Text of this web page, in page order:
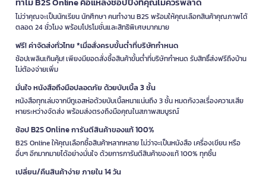
ไม่ว่าคุณจะเป็นนักเรียน นักศึกษา คนทำงาน B2S พร้อมให้คุณเลือกสินค้าคุณภาพได้
ตลอด 24 ชั่วโมง พร้อมโปรโมชั่นและสิทธิพิเศษมากมาย
ฟรี! ค่าจัดส่งทั่วไทย *เมื่อสั่งครบขั้นต่ำที่บริษัทกำหนด
ช้อปเพลินเกินคุ้ม! เพียงมียอดสั่งซื้อสินค้าขั้นต่ำที่บริษัทกำหนด รับสิทธิ์ส่งฟรีถึงบ้าน
ไม่ต้องจ่ายเพิ่ม
มั่นใจ หนังสือถึงมือปลอดภัย ด้วยบับเบิ้ล 3 ชั้น
หนังสือทุกเล่มจากบีทูเอสห่อด้วยบับเบิ้ลหนาแน่นถึง 3 ชั้น หมดกังวลเรื่องความเสีย
หายระหว่างจัดส่ง พร้อมส่งตรงถึงมือคุณในสภาพสมบูรณ์
ช้อป B2S Online การันตีสินค้าของแท้ 100%
B2S Online ให้คุณเลือกซื้อสินค้าหลากหลาย ไม่ว่าจะเป็นหนังสือ เครื่องเขียน หรือ
อื่นๆ อีกมากมายได้อย่างมั่นใจ ด้วยการการันตีสินค้าของแท้ 100% ทุกชิ้น
เปลี่ยน/คืนสินค้าง่าย ภายใน 14 วัน